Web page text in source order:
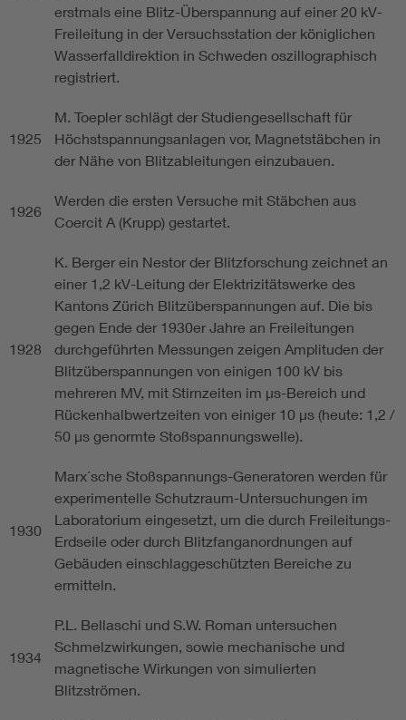
erstmals eine Blitz-Überspannung auf einer 20 kV-
Freileitung in der Versuchsstation der königlichen
Wasserfalldirektion in Schweden oszillographisch
registriert.
1925
M. Toepler schlägt der Studiengesellschaft für
Höchstspannungsanlagen vor, Magnetstäbchen in
der Nähe von Blitzableitungen einzubauen.
1926
Werden die ersten Versuche mit Stäbchen aus
Coercit A (Krupp) gestartet.
1928
K. Berger ein Nestor der Blitzforschung zeichnet an
einer 1,2 kV-Leitung der Elektrizitätswerke des
Kantons Zürich Blitzüberspannungen auf. Die bis
gegen Ende der 1930er Jahre an Freileitungen
durchgeführten Messungen zeigen Amplituden der
Blitzüberspannungen von einigen 100 kV bis
mehreren MV, mit Stirnzeiten im µs-Bereich und
Rückenhalbwertzeiten von einiger 10 µs (heute: 1,2 /
50 µs genormte Stoßspannungswelle).
1930
Marx´sche Stoßspannungs-Generatoren werden für
experimentelle Schutzraum-Untersuchungen im
Laboratorium eingesetzt, um die durch Freileitungs-
Erdseile oder durch Blitzfanganordnungen auf
Gebäuden einschlaggeschützten Bereiche zu
ermitteln.
1934
P.L. Bellaschi und S.W. Roman untersuchen
Schmelzwirkungen, sowie mechanische und
magnetische Wirkungen von simulierten
Blitzströmen.